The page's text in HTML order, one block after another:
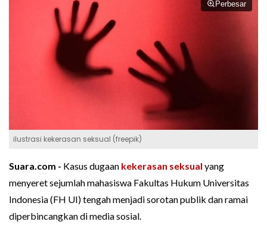
Perbesar
ilustrasi kekerasan seksual (freepik)
Suara.com - Kasus dugaan kekerasan seksual yang
menyeret sejumlah mahasiswa Fakultas Hukum Universitas
Indonesia (FH UI) tengah menjadi sorotan publik dan ramai
diperbincangkan di media sosial.